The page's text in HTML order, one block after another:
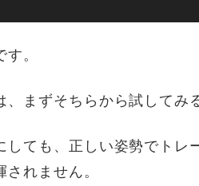
。
まずそちらから試してみ
ても、正しい姿勢でトレ
れません。